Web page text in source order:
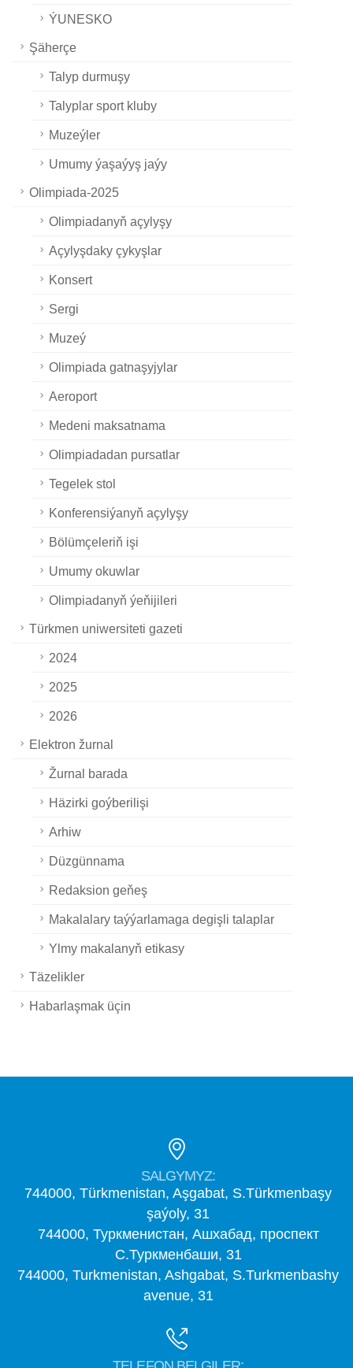
ÝUNESKO
Şäherçe
Talyp durmuşy
Talyplar sport kluby
Muzeýler
Umumy ýaşaýyş jaýy
Olimpiada-2025
Olimpiadanyň açylyşy
Açylyşdaky çykyşlar
Konsert
Sergi
Muzeý
Olimpiada gatnaşyjylar
Aeroport
Medeni maksatnama
Olimpiadadan pursatlar
Tegelek stol
Konferensiýanyň açylyşy
Bölümçeleriň işi
Umumy okuwlar
Olimpiadanyň ýeňijileri
Türkmen uniwersiteti gazeti
2024
2025
2026
Elektron žurnal
Žurnal barada
Häzirki goýberilişi
Arhiw
Düzgünnama
Redaksion geňeş
Makalalary taýýarlamaga degişli talaplar
Ylmy makalanyň etikasy
Täzelikler
Habarlaşmak üçin
SALGYMYZ:
744000, Türkmenistan, Aşgabat, S.Türkmenbaşy
şaýoly, 31
744000, Туркменистан, Ашхабад, проспект
С.Туркменбаши, 31
744000, Turkmenistan, Ashgabat, S.Turkmenbashy
avenue, 31